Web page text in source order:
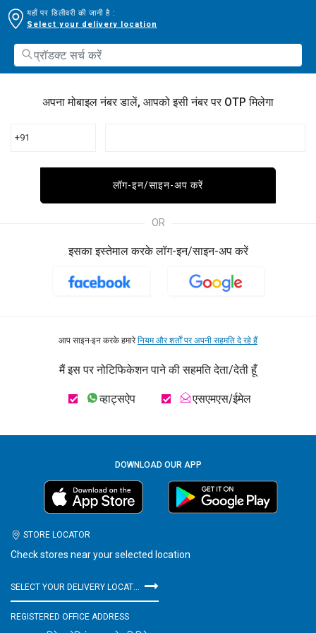
यहाँ पर डिलीवरी की जानी है :
Select your delivery location
अपना मोबाइल नंबर डालें, आपको इसी नंबर पर OTP मिलेगा
+91
लॉग-इन/साइन-अप करें
OR
इसका इस्तेमाल करके लॉग-इन/साइन-अप करें
आप साइन-इन करके हमारेनियम और शर्तों पर अपनी सहमति दे रहे हैं
मैं इस पर नोटिफिकेशन पाने की सहमति देता/देती हूँ
व्हाट्सऐप एसएमएस/ईमेल
DOWNLOAD OUR APP
STORE LOCATOR
Check stores near your selected location
SELECT YOUR DELIVERY LOCATION
REGISTERED OFFICE ADDRESS